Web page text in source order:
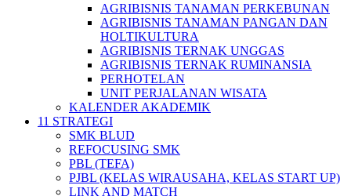
AGRIBISNIS TANAMAN PERKEBUNAN
AGRIBISNIS TANAMAN PANGAN DAN
HOLTIKULTURA
AGRIBISNIS TERNAK UNGGAS
AGRIBISNIS TERNAK RUMINANSIA
PERHOTELAN
UNIT PERJALANAN WISATA
KALENDER AKADEMIK
11 STRATEGI
SMK BLUD
REFOCUSING SMK
PBL (TEFA)
PJBL (KELAS WIRAUSAHA, KELAS START UP)
LINK AND MATCH